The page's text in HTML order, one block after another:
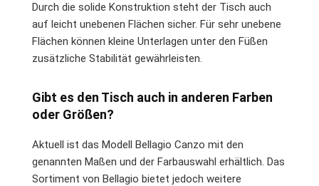
Durch die solide Konstruktion steht der Tisch auch
auf leicht unebenen Flächen sicher. Für sehr unebene
Flächen können kleine Unterlagen unter den Füßen
zusätzliche Stabilität gewährleisten.
Gibt es den Tisch auch in anderen Farben
oder Größen?
Aktuell ist das Modell Bellagio Canzo mit den
genannten Maßen und der Farbauswahl erhältlich. Das
Sortiment von Bellagio bietet jedoch weitere